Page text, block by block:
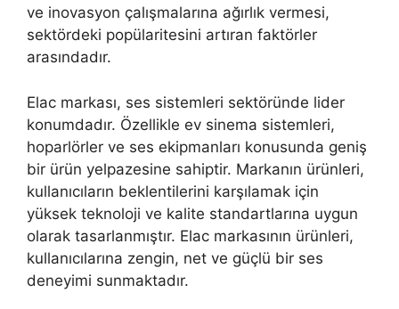
ve inovasyon çalışmalarına ağırlık vermesi,
sektördeki popülaritesini artıran faktörler
arasındadır.
Elac markası, ses sistemleri sektöründe lider
konumdadır. Özellikle ev sinema sistemleri,
hoparlörler ve ses ekipmanları konusunda geniş
bir ürün yelpazesine sahiptir. Markanın ürünleri,
kullanıcıların beklentilerini karşılamak için
yüksek teknoloji ve kalite standartlarına uygun
olarak tasarlanmıştır. Elac markasının ürünleri,
kullanıcılarına zengin, net ve güçlü bir ses
deneyimi sunmaktadır.